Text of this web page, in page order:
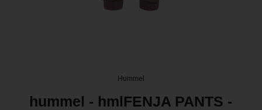
Hummel
hummel - hmlFENJA PANTS -